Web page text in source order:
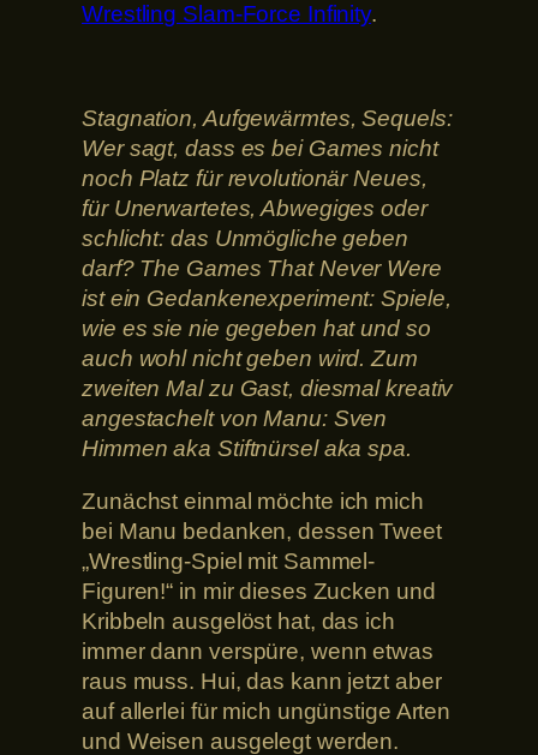
Wrestling Slam-Force Infinity.
Stagnation, Aufgewärmtes, Sequels:
Wer sagt, dass es bei Games nicht
noch Platz für revolutionär Neues,
für Unerwartetes, Abwegiges oder
schlicht: das Unmögliche geben
darf? The Games That Never Were
ist ein Gedankenexperiment: Spiele,
wie es sie nie gegeben hat und so
auch wohl nicht geben wird. Zum
zweiten Mal zu Gast, diesmal kreativ
angestachelt von Manu: Sven
Himmen aka Stiftnürsel aka spa.
Zunächst einmal möchte ich mich
bei Manu bedanken, dessen Tweet
„Wrestling-Spiel mit Sammel-
Figuren!“ in mir dieses Zucken und
Kribbeln ausgelöst hat, das ich
immer dann verspüre, wenn etwas
raus muss. Hui, das kann jetzt aber
auf allerlei für mich ungünstige Arten
und Weisen ausgelegt werden.